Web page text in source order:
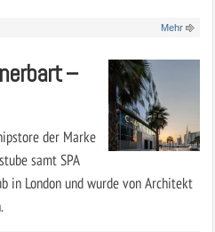
Mehr
–
der Marke
samt SPA
in London und wurde von Architekt